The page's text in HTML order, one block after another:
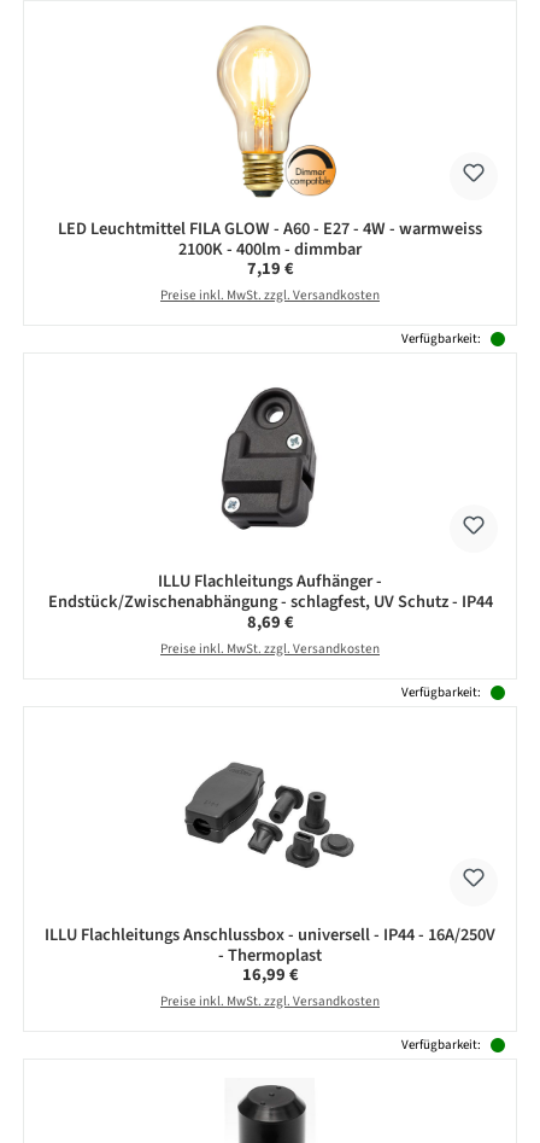
LED Leuchtmittel FILA GLOW - A60 - E27 - 4W - warmweiss
2100K - 400lm - dimmbar
Regulärer Preis:
7,19 €
Preise inkl. MwSt. zzgl. Versandkosten
Verfügbarkeit:
ILLU Flachleitungs Aufhänger -
Endstück/Zwischenabhängung - schlagfest, UV Schutz - IP44
Regulärer Preis:
8,69 €
Preise inkl. MwSt. zzgl. Versandkosten
Verfügbarkeit:
ILLU Flachleitungs Anschlussbox - universell - IP44 - 16A/250V
- Thermoplast
Regulärer Preis:
16,99 €
Preise inkl. MwSt. zzgl. Versandkosten
Verfügbarkeit: